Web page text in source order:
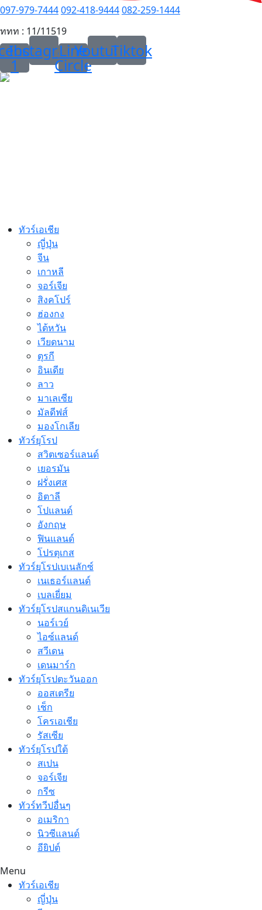
097-979-7444092-418-9444082-259-1444
ททท : 11/11519
1
Instagram
Line
Circle
YoutubeTiktok
ทัวร์เอเชีย
ญี่ปุ่น
จีน
เกาหลี
จอร์เจีย
สิงคโปร์
ฮ่องกง
ไต้หวัน
เวียดนาม
ตุรกี
อินเดีย
ลาว
มาเลเซีย
มัลดีฟส์
มองโกเลีย
ทัวร์ยุโรป
สวิตเซอร์แลนด์
เยอรมัน
ฝรั่งเศส
อิตาลี
โปแลนด์
อังกฤษ
ฟินแลนด์
โปรตุเกส
ทัวร์ยุโรปเบเนลักซ์
เนเธอร์แลนด์
เบลเยี่ยม
ทัวร์ยุโรปสแกนดิเนเวีย
นอร์เวย์
ไอซ์แลนด์
สวีเดน
เดนมาร์ก
ทัวร์ยุโรปตะวันออก
ออสเตรีย
เช็ก
โครเอเชีย
รัสเซีย
ทัวร์ยุโรปใต้
สเปน
จอร์เจีย
กรีซ
ทัวร์ทวีปอื่นๆ
อเมริกา
นิวซีแลนด์
อียิปต์
Menu
ทัวร์เอเชีย
ญี่ปุ่น